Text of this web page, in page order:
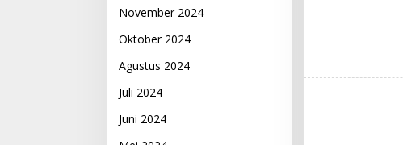
November 2024
Oktober 2024
Agustus 2024
Juli 2024
Juni 2024